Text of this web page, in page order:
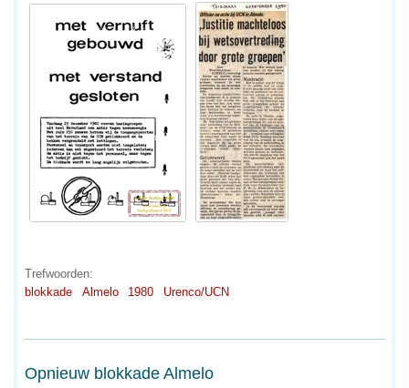
Trefwoorden:
blokkade
Almelo 1980 Urenco/UCN
Opnieuw blokkade Almelo